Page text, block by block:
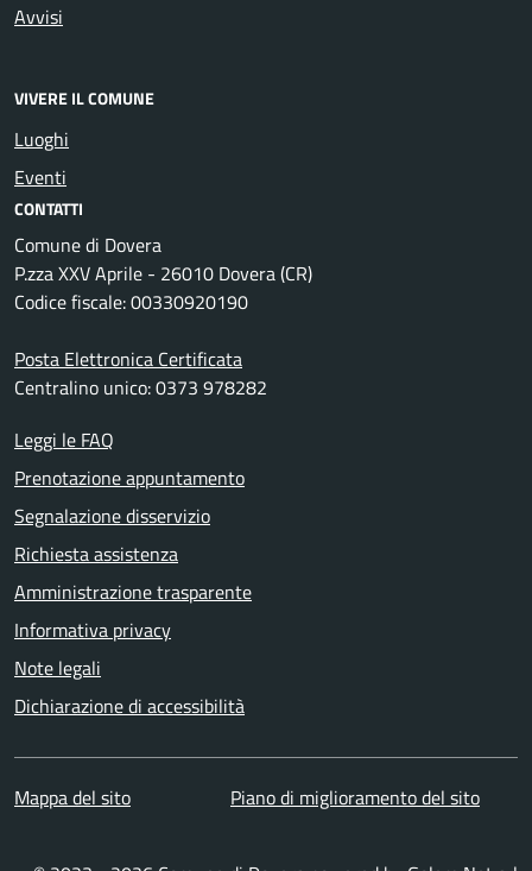
Avvisi
VIVERE IL COMUNE
Luoghi
Eventi
CONTATTI
Comune di Dovera
P.zza XXV Aprile - 26010 Dovera (CR)
Codice fiscale: 00330920190
Posta Elettronica Certificata
Centralino unico: 0373 978282
Leggi le FAQ
Prenotazione appuntamento
Segnalazione disservizio
Richiesta assistenza
Amministrazione trasparente
Informativa privacy
Note legali
Dichiarazione di accessibilità
Mappa del sito Piano di miglioramento del sito